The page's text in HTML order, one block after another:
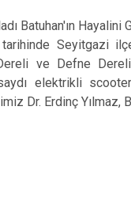
Batuhan'ın Hayalini
Seyitgazi
ve Defne
elektrikli
Dr. Erdinç